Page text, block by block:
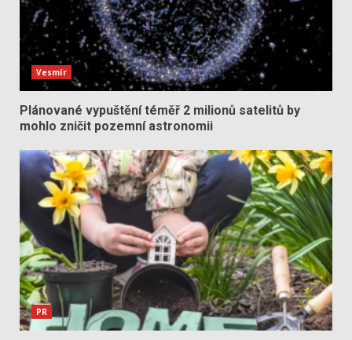
Vesmír
Plánované vypuštění téměř 2 milionů satelitů by
mohlo zničit pozemní astronomii
PR